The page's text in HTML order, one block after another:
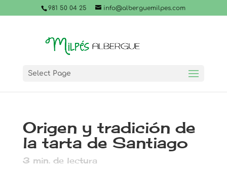
981 50 04 25 info@alberguemilpes.com
Select Page
Origen y tradición de
la tarta de Santiago
3 min. de lectura